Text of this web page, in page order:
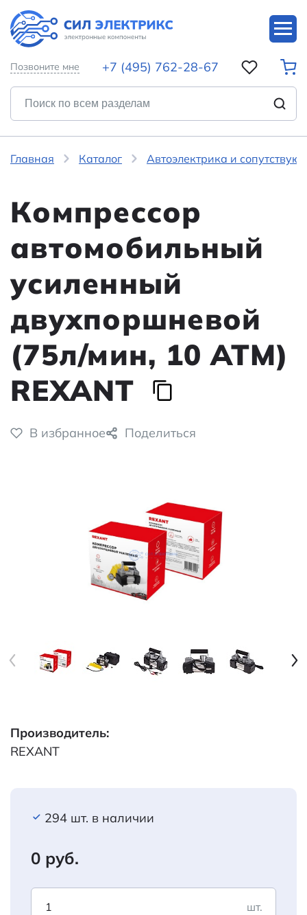
Позвоните мне +7 (495) 762-28-67
Главная Каталог Автоэлектрика и
Компрессор
автомобильный
усиленный
двухпоршневой
(75л/мин, 10 АТМ)
REXANT
В избранное Поделиться
Производитель:
REXANT
294 шт. в наличии
0 руб.
шт.